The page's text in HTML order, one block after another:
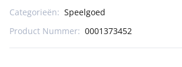
Categorieën: Speelgoed
Product Nummer: 0001373452